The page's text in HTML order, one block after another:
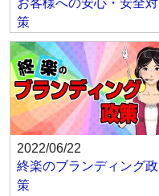
お客様への安心・安全対
策
2022/06/22
終楽のブランディング政
策